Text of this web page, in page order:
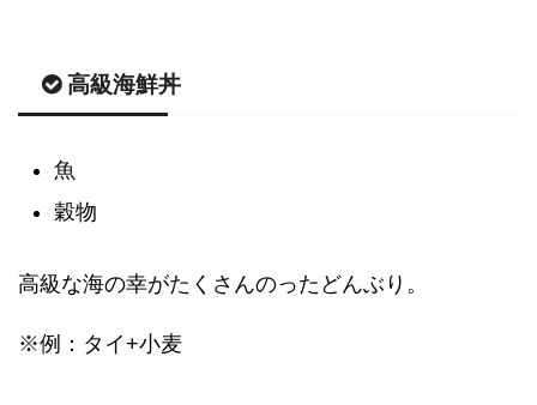
高級海鮮丼
魚
穀物
高級な海の幸がたくさんのったどんぶり。
※例：タイ+小麦